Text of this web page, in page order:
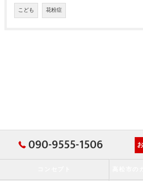
こども 花粉症
090-9555-1506